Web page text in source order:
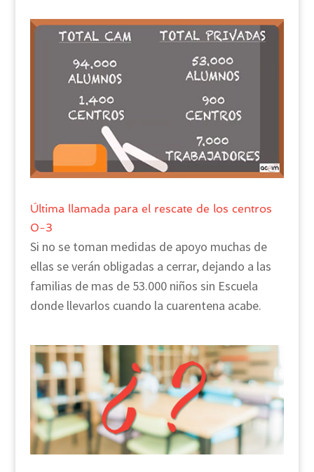
Última llamada para el rescate de los centros
0-3
Si no se toman medidas de apoyo muchas de
ellas se verán obligadas a cerrar, dejando a las
familias de mas de 53.000 niños sin Escuela
donde llevarlos cuando la cuarentena acabe.